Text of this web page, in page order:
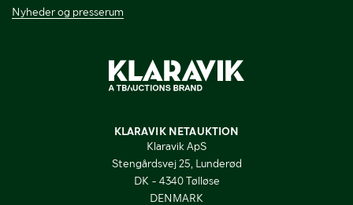
Nyheder og presserum
KLARAVIK NETAUKTION
Klaravik ApS
Stengårdsvej 25, Lunderød
DK - 4340 Tølløse
DENMARK